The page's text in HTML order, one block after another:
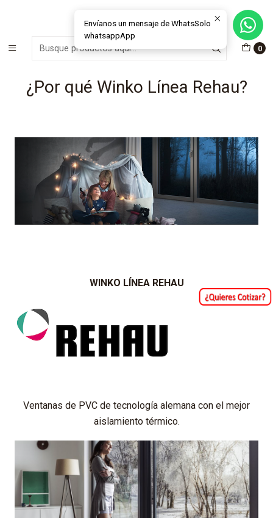
0
MÁS DE 15 AÑOS FABRICANDO E INSTALANDO SOLUCIONES DE
CRISTAL Y VENTANAS
Inicio Ventanas
¿Por qué Winko Línea Rehau?
WINKO LÍNEA REHAU
Ventanas de PVC de tecnología alemana con el mejor
aislamiento térmico.
Envíanos un mensaje de WhatsSolo
whatsappApp